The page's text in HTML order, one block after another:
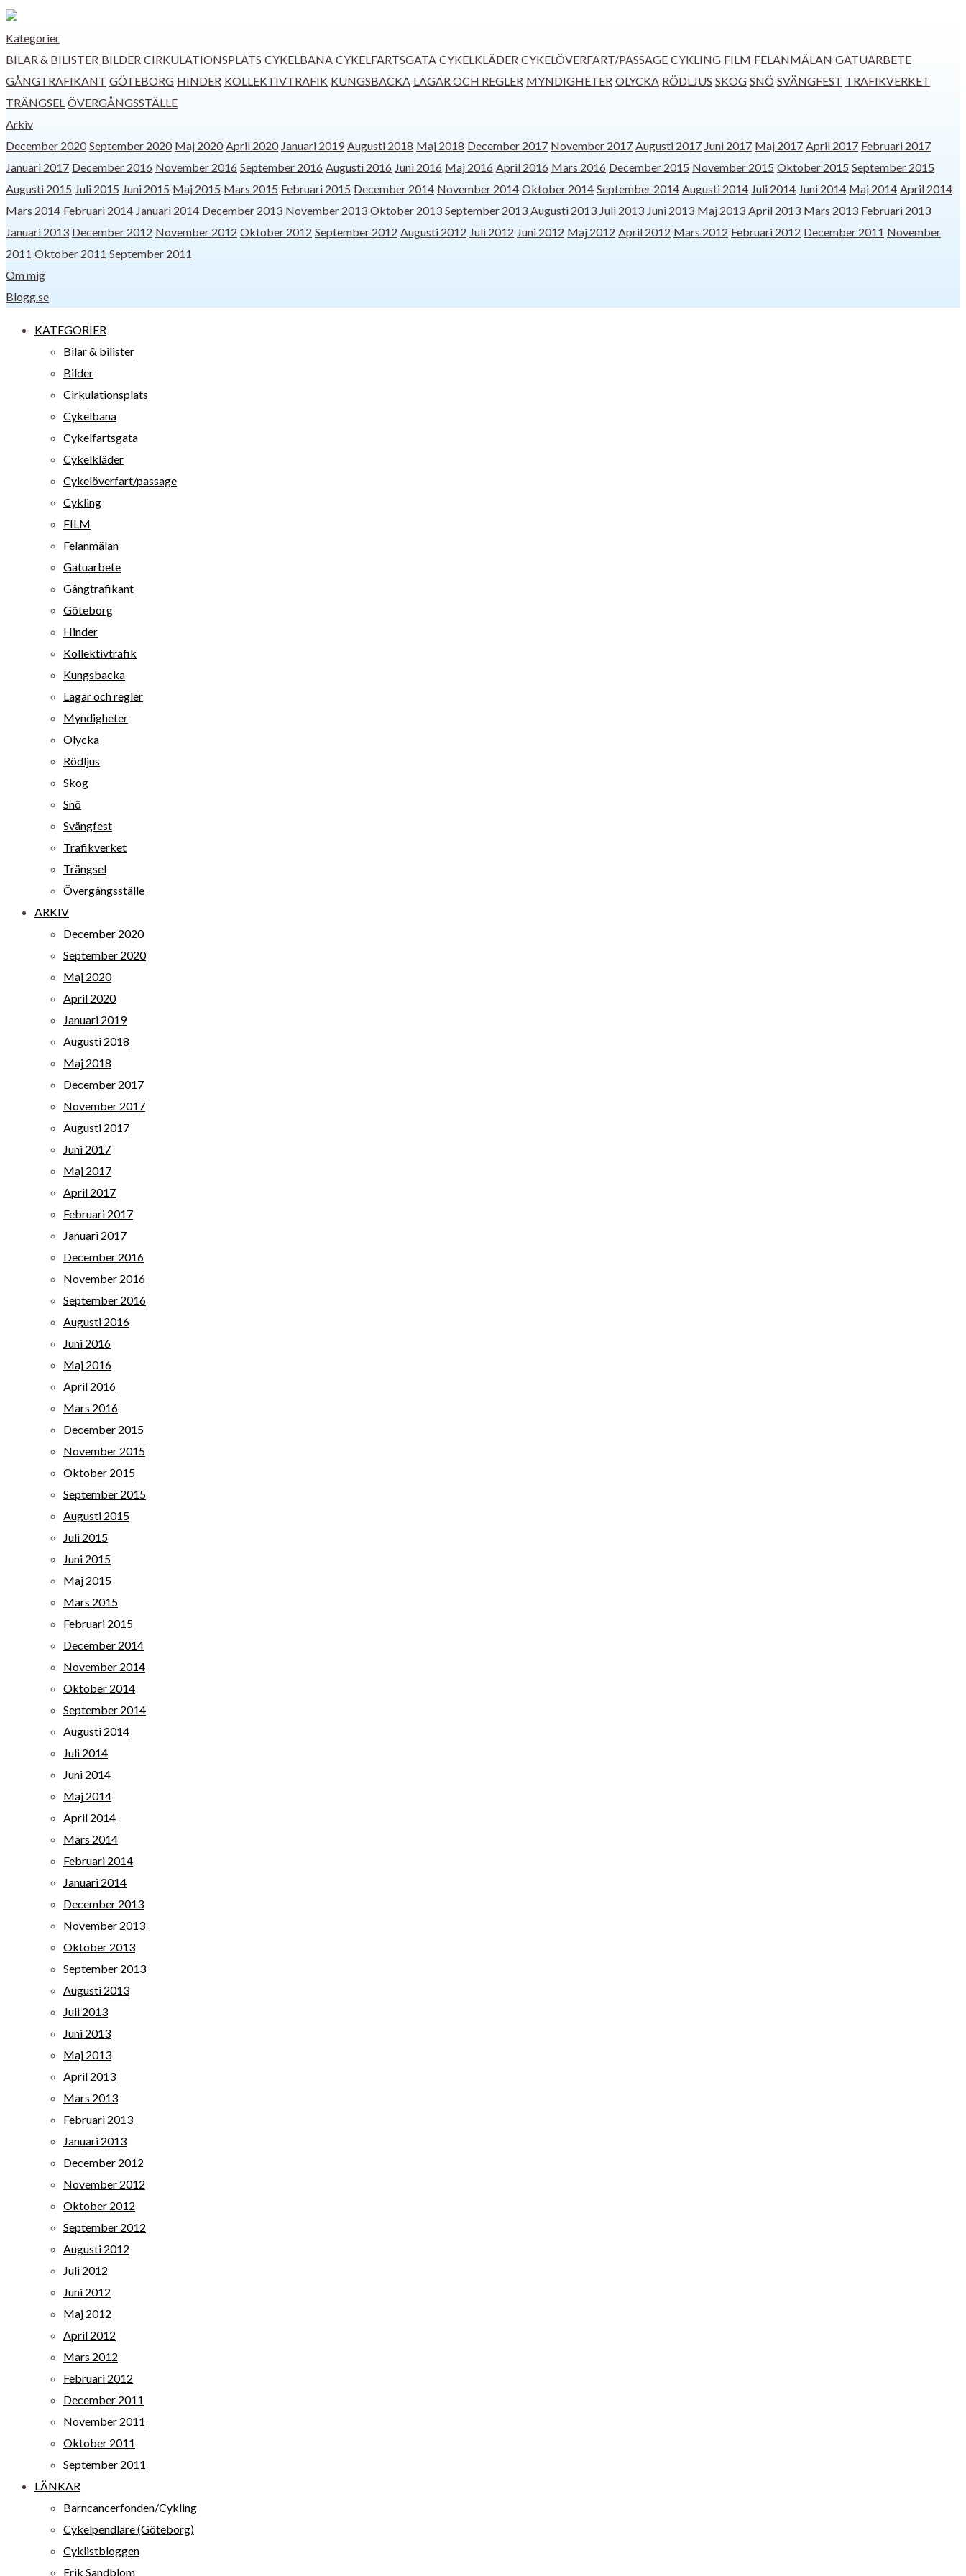
Kategorier
BILAR & BILISTER BILDER CIRKULATIONSPLATS CYKELBANA CYKELFARTSGATA CYKELKLÄDER CYKELÖVERFART/PASSAGE CYKLING FILM FELANMÄLAN GATUARBETE
GÅNGTRAFIKANT GÖTEBORG HINDER KOLLEKTIVTRAFIK KUNGSBACKA LAGAR OCH REGLER MYNDIGHETER OLYCKA RÖDLJUS SKOG SNÖ SVÄNGFEST TRAFIKVERKET
TRÄNGSEL ÖVERGÅNGSSTÄLLE
Arkiv
December 2020 September 2020 Maj 2020 April 2020 Januari 2019 Augusti 2018 Maj 2018 December 2017 November 2017 Augusti 2017 Juni 2017 Maj 2017 April 2017 Februari 2017
Januari 2017 December 2016 November 2016 September 2016 Augusti 2016 Juni 2016 Maj 2016 April 2016 Mars 2016 December 2015 November 2015 Oktober 2015 September 2015
Augusti 2015 Juli 2015 Juni 2015 Maj 2015 Mars 2015 Februari 2015 December 2014 November 2014 Oktober 2014 September 2014 Augusti 2014 Juli 2014 Juni 2014 Maj 2014 April 2014
Mars 2014 Februari 2014 Januari 2014 December 2013 November 2013 Oktober 2013 September 2013 Augusti 2013 Juli 2013 Juni 2013 Maj 2013 April 2013 Mars 2013 Februari 2013
Januari 2013 December 2012 November 2012 Oktober 2012 September 2012 Augusti 2012 Juli 2012 Juni 2012 Maj 2012 April 2012 Mars 2012 Februari 2012 December 2011 November
2011 Oktober 2011 September 2011
Om mig
Blogg.se
KATEGORIER
Bilar & bilister
Bilder
Cirkulationsplats
Cykelbana
Cykelfartsgata
Cykelkläder
Cykelöverfart/passage
Cykling
FILM
Felanmälan
Gatuarbete
Gångtrafikant
Göteborg
Hinder
Kollektivtrafik
Kungsbacka
Lagar och regler
Myndigheter
Olycka
Rödljus
Skog
Snö
Svängfest
Trafikverket
Trängsel
Övergångsställe
ARKIV
December 2020
September 2020
Maj 2020
April 2020
Januari 2019
Augusti 2018
Maj 2018
December 2017
November 2017
Augusti 2017
Juni 2017
Maj 2017
April 2017
Februari 2017
Januari 2017
December 2016
November 2016
September 2016
Augusti 2016
Juni 2016
Maj 2016
April 2016
Mars 2016
December 2015
November 2015
Oktober 2015
September 2015
Augusti 2015
Juli 2015
Juni 2015
Maj 2015
Mars 2015
Februari 2015
December 2014
November 2014
Oktober 2014
September 2014
Augusti 2014
Juli 2014
Juni 2014
Maj 2014
April 2014
Mars 2014
Februari 2014
Januari 2014
December 2013
November 2013
Oktober 2013
September 2013
Augusti 2013
Juli 2013
Juni 2013
Maj 2013
April 2013
Mars 2013
Februari 2013
Januari 2013
December 2012
November 2012
Oktober 2012
September 2012
Augusti 2012
Juli 2012
Juni 2012
Maj 2012
April 2012
Mars 2012
Februari 2012
December 2011
November 2011
Oktober 2011
September 2011
LÄNKAR
Barncancerfonden/Cykling
Cykelpendlare (Göteborg)
Cyklistbloggen
Erik Sandblom